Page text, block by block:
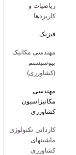
ریاضیات و
کاربردها
فیزیک
مهندسی مکانیک
بیوسیستم
(کشاورزی)
مهندسی
مکانیزاسیون
کشاورزی
کاردانی تکنولوژی
ماشینهای
کشاورزی